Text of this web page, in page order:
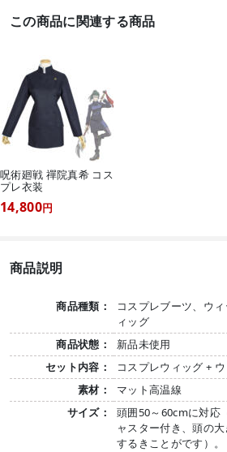
この商品に関連する商品
呪術廻戦 禪院真希 コス
プレ衣装
14,800円
商品説明
商品種類：
コスプレブーツ、ウ
ィッグ
商品状態：
新品未使用
セット内容：
コスプレウィッグ +
素材：
マット高温線
サイズ：
頭囲50～60cmに対応
ャスター付き、頭の
するきことがです）。